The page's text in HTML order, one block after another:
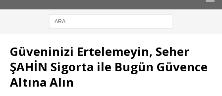
Güveninizi Ertelemeyin, Seher
ŞAHİN Sigorta ile Bugün Güvence
Altına Alın